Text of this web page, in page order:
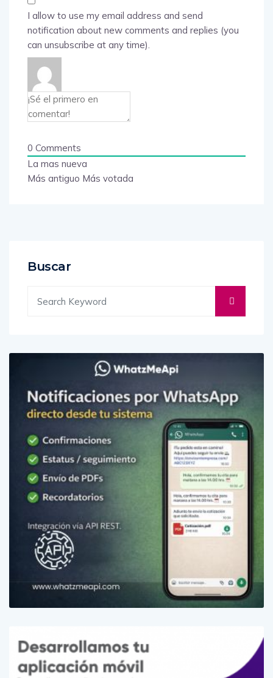
I allow to use my email address and send
notification about new comments and replies (you
can unsubscribe at any time).
0 Comments
La mas nueva
Más antiguo Más votada
Buscar